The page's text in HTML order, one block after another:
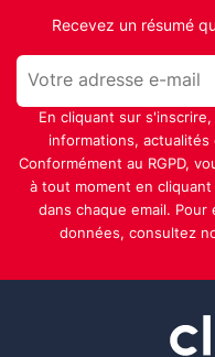
Recevez un résumé
En cliquant sur
informations, actualités
Conformément au RGPD,
à tout moment en
dans chaque email.
données, consultez